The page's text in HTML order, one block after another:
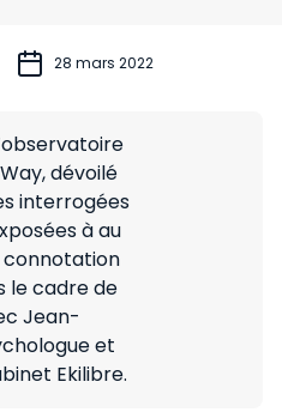
28 mars 2022
dévoilé
interrogées
à au
connotation
le cadre de
Jean-
et
Ekilibre.